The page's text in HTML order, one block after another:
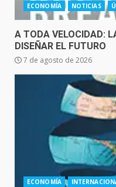
ECONOMÍA NOTICIAS
A TODA VELOCIDAD:
DISEÑAR EL FUTURO
7 de agosto de 2026
ECONOMÍA